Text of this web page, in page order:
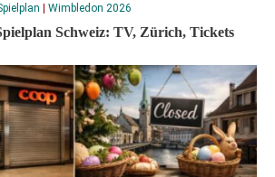
| Wimbledon 2026
Schweiz: TV, Zürich, Tickets